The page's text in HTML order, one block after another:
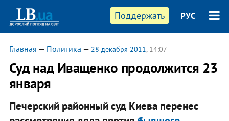
Поддержать РУС
Главная — Политика — 28 декабря 2011, 14:07
Суд над Иващенко продолжится 23
января
Печерский районный суд Киева перенес